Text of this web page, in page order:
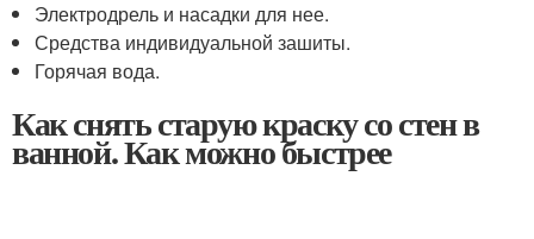
Электродрель и насадки для нее.
Средства индивидуальной зашиты.
Горячая вода.
Как снять старую краску со стен в
ванной. Как можно быстрее